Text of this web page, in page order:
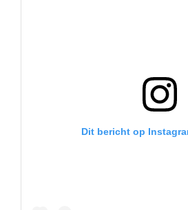
Dit bericht op